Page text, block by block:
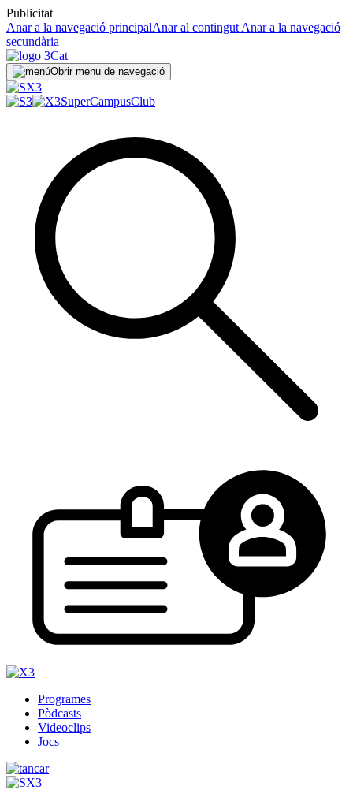
Publicitat
Anar a la navegació principalAnar al contingut Anar a la navegació
secundària
Obrir menu de navegació
SuperCampusClub
Programes
Pòdcasts
Videoclips
Jocs